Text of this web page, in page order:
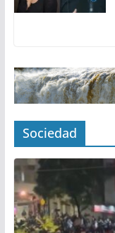
Sociedad